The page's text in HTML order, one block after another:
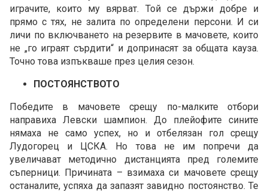
играчите, които му вярват. Той се държи добре и
прямо с тях, не залита по определени персони. И си
личи по включването на резервите в мачовете, които
не „го играят сърдити“ и допринасят за общата кауза.
Точно това изпъкваше през целия сезон.
ПОСТОЯНСТВОТО
Победите в мачовете срещу по-малките отбори
направиха Левски шампион. До плейофите сините
нямаха не само успех, но и отбелязан гол срещу
Лудогорец и ЦСКА. Но това не им попречи да
увеличават методично дистанцията пред големите
съперници. Причината – взимаха си мачовете срещу
останалите, успяха да запазят завидно постоянство. Те